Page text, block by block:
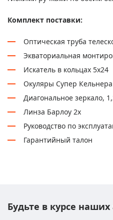
Комплект поставки:
Оптическая труба
Экваториальная
Искатель в кольцах 5х24
Окуляры Супер
Диагональное зеркало,
Линза Барлоу 2х
Руководство по
Гарантийный талон
Будьте в курсе